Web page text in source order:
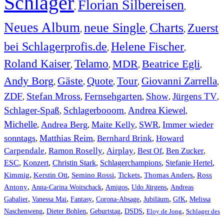
, Florian Silbereisen,
Neues Album, neue Single, Charts, Zuerst
bei Schlagerprofis.de, Helene Fischer,
Roland Kaiser, Telamo, MDR, Beatrice Egli,
Andy Borg, Gäste, Quote, Tour, Giovanni Zarrella,
ZDF, Stefan Mross, Fernsehgarten, Show, Jürgens TV,
Schlager-Spaß, Schlagerbooom, Andrea Kiewel,
Michelle, Andrea Berg, Maite Kelly, SWR, Immer wieder
sonntags, Matthias Reim, Bernhard Brink, Howard
Carpendale, Ramon Roselly, Airplay, Best Of, Ben Zucker,
ESC, Konzert, Christin Stark, Schlagerchampions, Stefanie Hertel,
Kimmig, Kerstin Ott, Semino Rossi, Tickets, Thomas Anders, Ross
Antony, Anna-Carina Woitschack, Amigos, Udo Jürgens, Andreas
Gabalier, Vanessa Mai, Fantasy, Corona-Absage, Jubiläum, GfK, Melissa
Naschenweng, Dieter Bohlen, Geburtstag, DSDS, Eloy de Jong, Schlager des